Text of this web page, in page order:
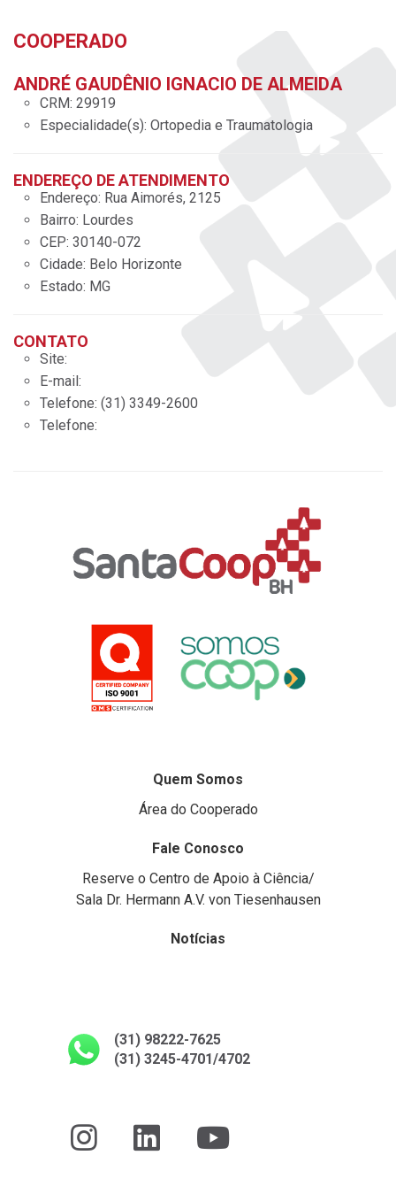
COOPERADO
ANDRÉ GAUDÊNIO IGNACIO DE ALMEIDA
CRM: 29919
Especialidade(s): Ortopedia e Traumatologia
ENDEREÇO DE ATENDIMENTO
Endereço: Rua Aimorés, 2125
Bairro: Lourdes
CEP: 30140-072
Cidade: Belo Horizonte
Estado: MG
CONTATO
Site:
E-mail:
Telefone: (31) 3349-2600
Telefone:
Quem Somos
Área do Cooperado
Fale Conosco
Reserve o Centro de Apoio à Ciência/
Sala Dr. Hermann A.V. von Tiesenhausen
Notícias
(31) 98222-7625
(31) 3245-4701/4702